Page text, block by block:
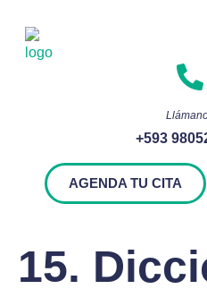
+593
AGENDA TU CITA
15.